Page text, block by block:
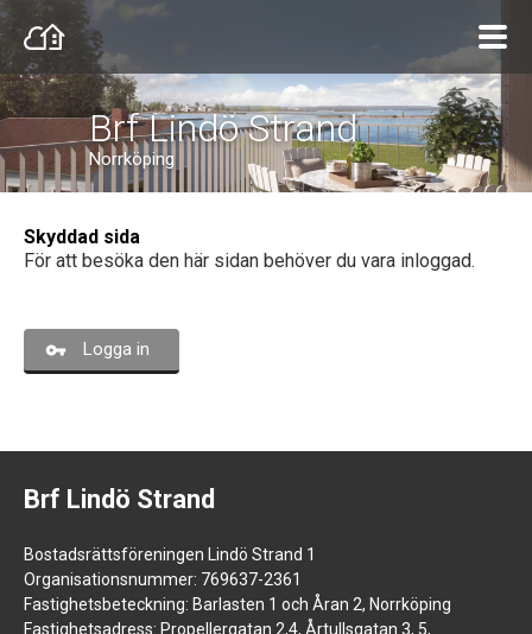
Brf Lindö Strand
Norrköping
Skyddad sida
För att besöka den här sidan behöver du vara inloggad.
Logga in
Brf Lindö Strand
Bostadsrättsföreningen Lindö Strand 1
Organisationsnummer: 769637-2361
Fastighetsbeteckning: Barlasten 1 och Åran 2, Norrköping
Fastighetsadress: Propellergatan 2,4, Årtullsgatan 3, 5,